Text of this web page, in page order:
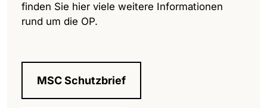
finden Sie hier viele weitere Informationen
rund um die OP.
MSC Schutzbrief